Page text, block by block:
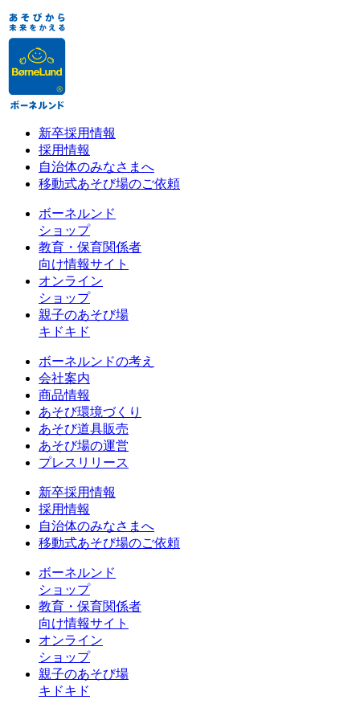
新卒採用情報
採用情報
自治体のみなさまへ
移動式あそび場のご依頼
ボーネルンド
ショップ
教育・保育関係者
向け情報サイト
オンライン
ショップ
親子のあそび場
キドキド
ボーネルンドの考え
会社案内
商品情報
あそび環境づくり
あそび道具販売
あそび場の運営
プレスリリース
新卒採用情報
採用情報
自治体のみなさまへ
移動式あそび場のご依頼
ボーネルンド
ショップ
教育・保育関係者
向け情報サイト
オンライン
ショップ
親子のあそび場
キドキド